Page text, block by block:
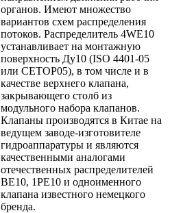
органов. Имеют множество
вариантов схем распределения
потоков. Распределитель 4WE10
устанавливает на монтажную
поверхность Ду10 (ISO 4401-05
или CETOP05), в том числе и в
качестве верхнего клапана,
закрывающего столб из
модульного набора клапанов.
Клапаны производятся в Китае на
ведущем заводе-изготовителе
гидроаппаратуры и являются
качественными аналогами
отечественных распределителей
ВЕ10, 1РЕ10 и одноименного
клапана известного немецкого
бренда.